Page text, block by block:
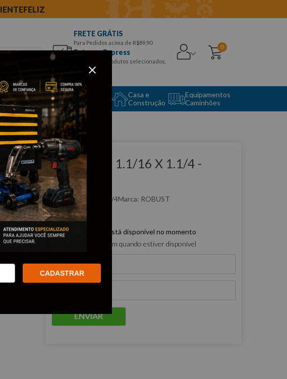
FRETE GRÁTIS
Para Pedidos acima de R$89,90
Entrega Express
para CEPS e produtos selecionados,
Aproveite!
0
Equipamento
Auto Center
Casa e
Construção
Equipamentos
Caminhões
Clique e veja!
Chave Fixa 1.1/16 X 1.1/4 -
Robust
:12B11/16X11/4 ROBUST
Este produto não está disponível no momento
Quero que me avisem quando estiver disponível
ENVIAR
CADASTRAR